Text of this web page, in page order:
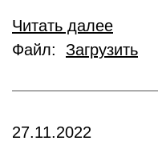
Читать далее
Файл: Загрузить
27.11.2022